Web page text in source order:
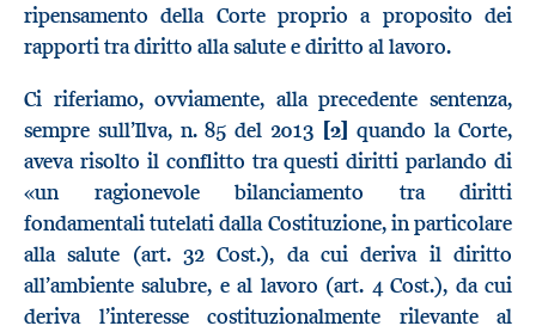
ripensamento della Corte proprio a proposito dei
rapporti tra diritto alla salute e diritto al lavoro.
Ci riferiamo, ovviamente, alla precedente sentenza,
sempre sull’Ilva, n. 85 del 2013 [2] quando la Corte,
aveva risolto il conflitto tra questi diritti parlando di
«un ragionevole bilanciamento tra diritti
fondamentali tutelati dalla Costituzione, in particolare
alla salute (art. 32 Cost.), da cui deriva il diritto
all’ambiente salubre, e al lavoro (art. 4 Cost.), da cui
deriva l’interesse costituzionalmente rilevante al